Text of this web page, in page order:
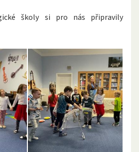
školy si pro nás připravily